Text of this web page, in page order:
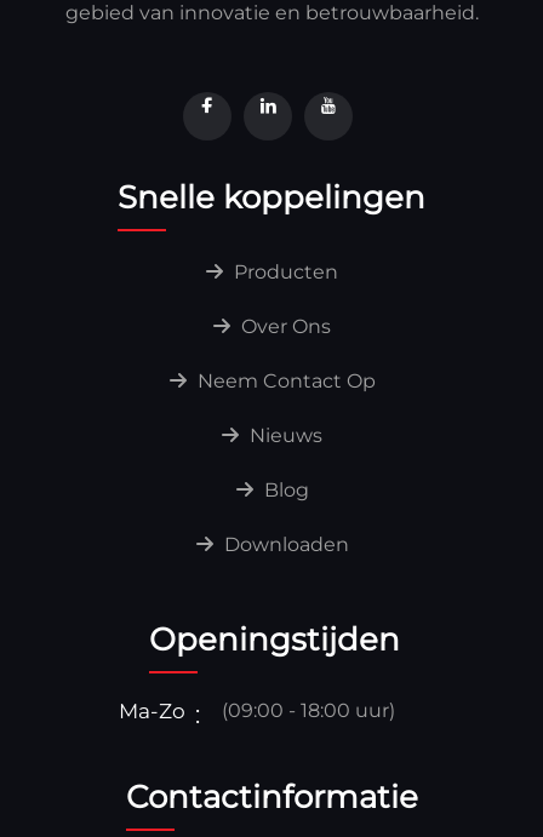
gebied van innovatie en betrouwbaarheid.
Snelle koppelingen
Producten
Over Ons
Neem Contact Op
Nieuws
Blog
Downloaden
Openingstijden
Ma-Zo (09:00 - 18:00 uur)
Contactinformatie